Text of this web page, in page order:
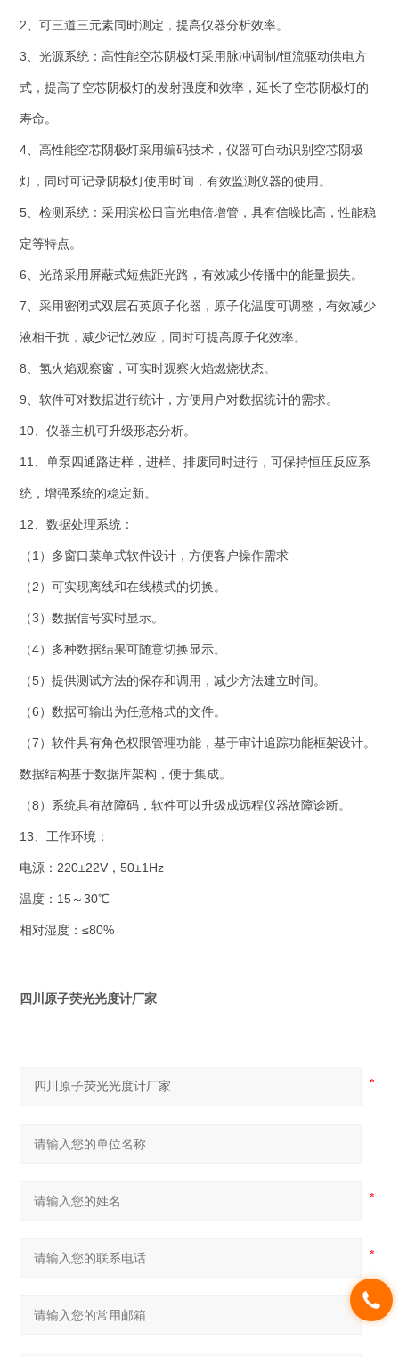
2、可三道三元素同时测定，提高仪器分析效率。
3、光源系统：高性能空芯阴极灯采用脉冲调制/恒流驱动供电方
式，提高了空芯阴极灯的发射强度和效率，延长了空芯阴极灯的
寿命。
4、高性能空芯阴极灯采用编码技术，仪器可自动识别空芯阴极
灯，同时可记录阴极灯使用时间，有效监测仪器的使用。
5、检测系统：采用滨松日盲光电倍增管，具有信噪比高，性能稳
定等特点。
6、光路采用屏蔽式短焦距光路，有效减少传播中的能量损失。
7、采用密闭式双层石英原子化器，原子化温度可调整，有效减少
液相干扰，减少记忆效应，同时可提高原子化效率。
8、氢火焰观察窗，可实时观察火焰燃烧状态。
9、软件可对数据进行统计，方便用户对数据统计的需求。
10、仪器主机可升级形态分析。
11、单泵四通路进样，进样、排废同时进行，可保持恒压反应系
统，增强系统的稳定新。
12、数据处理系统：
（1）多窗口菜单式软件设计，方便客户操作需求
（2）可实现离线和在线模式的切换。
（3）数据信号实时显示。
（4）多种数据结果可随意切换显示。
（5）提供测试方法的保存和调用，减少方法建立时间。
（6）数据可输出为任意格式的文件。
（7）软件具有角色权限管理功能，基于审计追踪功能框架设计。
数据结构基于数据库架构，便于集成。
（8）系统具有故障码，软件可以升级成远程仪器故障诊断。
13、工作环境：
电源：220±22V，50±1Hz
温度：15～30℃
相对湿度：≤80%
四川原子荧光光度计厂家